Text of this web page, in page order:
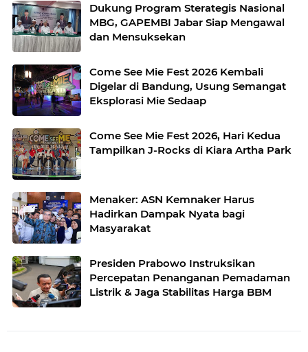
Dukung Program Sterategis Nasional
MBG, GAPEMBI Jabar Siap Mengawal
dan Mensuksekan
Come See Mie Fest 2026 Kembali
Digelar di Bandung, Usung Semangat
Eksplorasi Mie Sedaap
Come See Mie Fest 2026, Hari Kedua
Tampilkan J-Rocks di Kiara Artha Park
Menaker: ASN Kemnaker Harus
Hadirkan Dampak Nyata bagi
Masyarakat
Presiden Prabowo Instruksikan
Percepatan Penanganan Pemadaman
Listrik & Jaga Stabilitas Harga BBM